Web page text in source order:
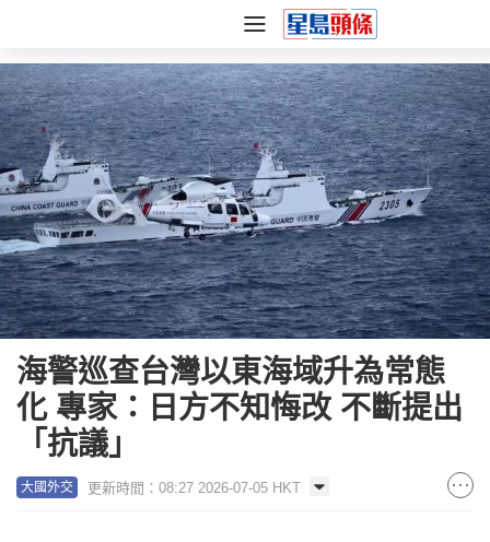
海警巡查台灣以東海域升為常態
化 專家：日方不知悔改 不斷提出
「抗議」
大國外交 更新時間：08:27 2026-07-05 HKT